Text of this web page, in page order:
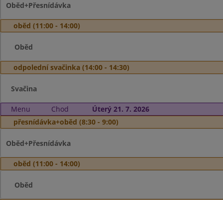
Oběd+Přesnídávka
oběd (11:00 - 14:00)
Oběd
odpolední svačinka (14:00 - 14:30)
Svačina
Menu Chod
Úterý 21. 7. 2026
přesnídávka+oběd (8:30 - 9:00)
Oběd+Přesnídávka
oběd (11:00 - 14:00)
Oběd